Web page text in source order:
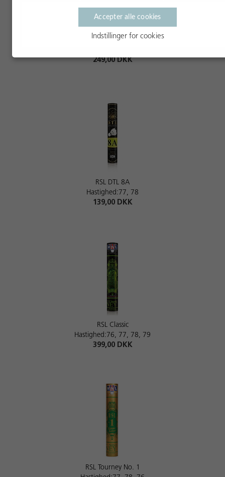
RSL Classic Club
249,00 DKK
RSL DTL 8A
Hastighed:77, 78
139,00 DKK
RSL Classic
Hastighed:76, 77, 78, 79
399,00 DKK
RSL Tourney No. 1
Accepter alle cookies
Indstillinger for cookies